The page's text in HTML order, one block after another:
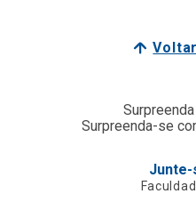
Surpreenda-se
Junte-